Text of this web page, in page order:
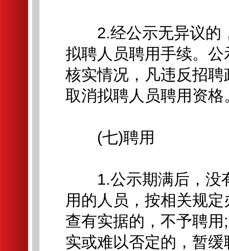
2.经公示无异议的
拟聘人员聘用手续。
核实情况，凡违反招
取消拟聘人员聘用资格
(七)聘用
1.公示期满后，没
用的人员，按相关规
查有实据的，不予聘
实或难以否定的，暂